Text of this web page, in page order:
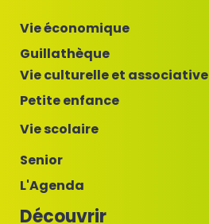
Vie économique
Guillathèque
Vie culturelle et associative
Petite enfance
Vie scolaire
Senior
L'Agenda
Découvrir